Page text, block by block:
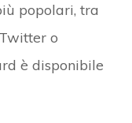
popolari, tra
o
è disponibile